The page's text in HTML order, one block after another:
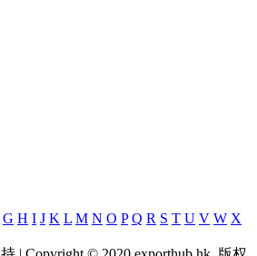
G H I J K L M N O P Q R S T U V W X